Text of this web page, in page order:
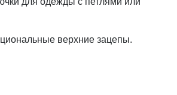
верхние зацепы.